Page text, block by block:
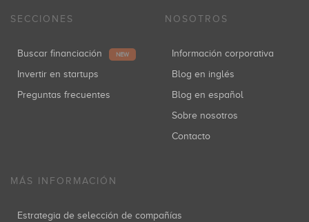
SECCIONES
Buscar financiación NEW
Invertir en startups
Preguntas frecuentes
NOSOTROS
Información corporativa
Blog en inglés
Blog en español
Sobre nosotros
Contacto
MÁS INFORMACIÓN
Estrategia de selección de compañías